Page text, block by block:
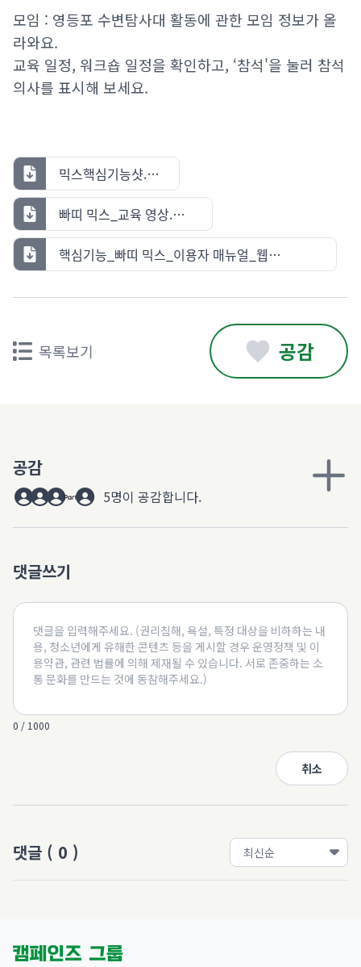
모임 : 영등포 수변탐사대 활동에 관한 모임 정보가 올
라와요.
교육 일정, 워크숍 일정을 확인하고, ‘참석'을 눌러 참석
의사를 표시해 보세요.
믹스핵심기능샷.jpg
빠띠 믹스_교육 영상.mov
핵심기능_빠띠 믹스_이용자 매뉴얼_웹_베타.pdf
목록보기 공감
공감
5명이 공감합니다.
댓글쓰기
0 / 1000
취소
댓글 ( 0 )